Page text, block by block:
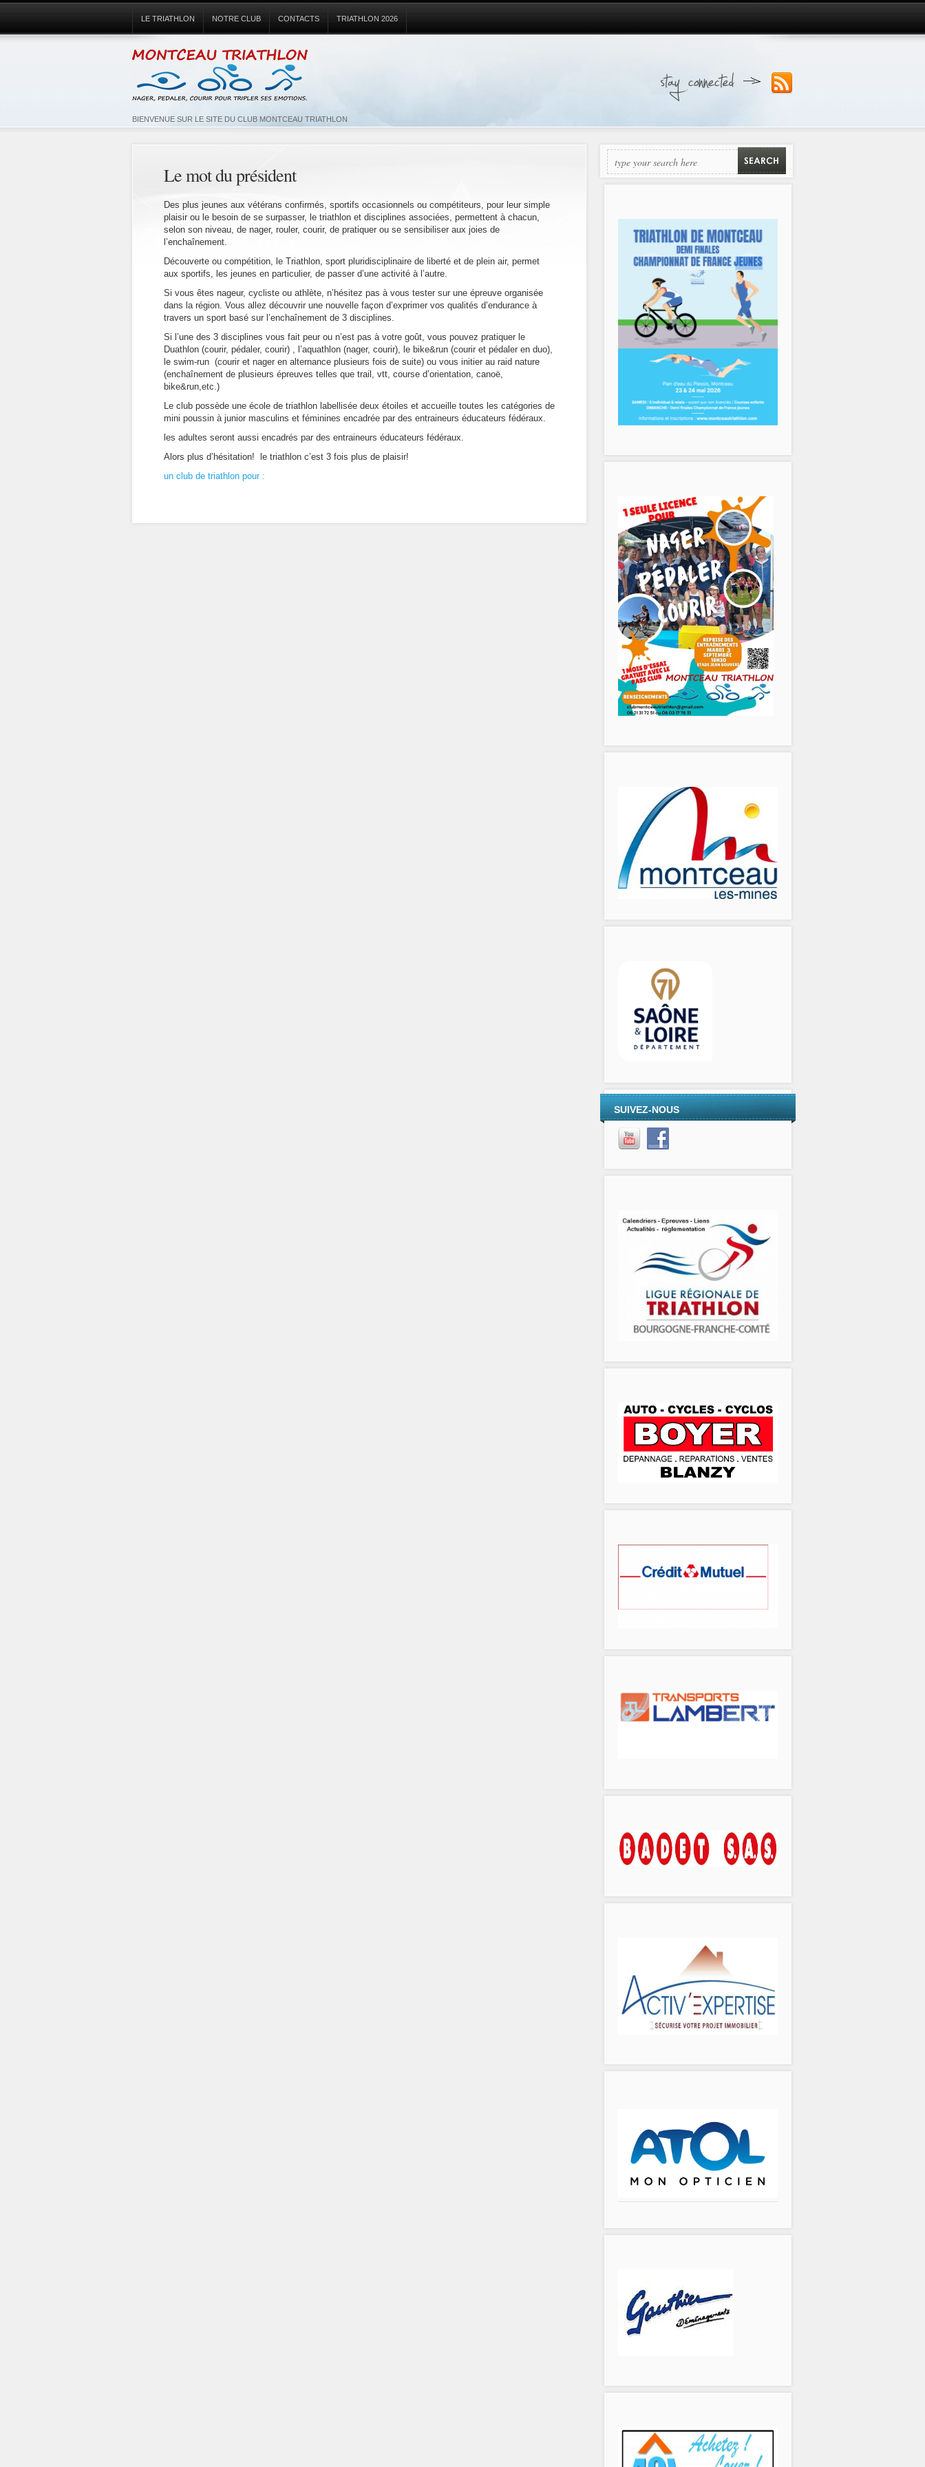
BIENVENUE SUR LE SITE DU CLUB MONTCEAU TRIATHLON
LE TRIATHLON NOTRE CLUB CONTACTS TRIATHLON 2026
Le mot du président
Des plus jeunes aux vétérans confirmés, sportifs occasionnels ou compétiteurs, pour leur simple
plaisir ou le besoin de se surpasser, le triathlon et disciplines associées, permettent à chacun,
selon son niveau, de nager, rouler, courir, de pratiquer ou se sensibiliser aux joies de
l’enchaînement.
Découverte ou compétition, le Triathlon, sport pluridisciplinaire de liberté et de plein air, permet
aux sportifs, les jeunes en particulier, de passer d’une activité à l’autre.
Si vous êtes nageur, cycliste ou athlète, n’hésitez pas à vous tester sur une épreuve organisée
dans la région. Vous allez découvrir une nouvelle façon d’exprimer vos qualités d’endurance à
travers un sport basé sur l’enchaînement de 3 disciplines.
Si l’une des 3 disciplines vous fait peur ou n’est pas à votre goût, vous pouvez pratiquer le
Duathlon (courir, pédaler, courir) , l’aquathlon (nager, courir), le bike&run (courir et pédaler en duo),
le swim-run (courir et nager en alternance plusieurs fois de suite) ou vous initier au raid nature
(enchaînement de plusieurs épreuves telles que trail, vtt, course d’orientation, canoë,
bike&run,etc.)
Le club possède une école de triathlon labellisée deux étoiles et accueille toutes les catégories de
mini poussin à junior masculins et féminines encadrée par des entraineurs éducateurs fédéraux.
les adultes seront aussi encadrés par des entraineurs éducateurs fédéraux.
Alors plus d’hésitation! le triathlon c’est 3 fois plus de plaisir!
un club de triathlon pour :
SUIVEZ-NOUS